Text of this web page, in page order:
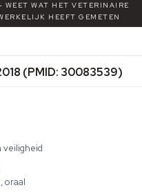
WEET WAT HET VETERINAIRE
HEEFT GEMETEN
(PMID: 30083539)
veiligheid
oraal